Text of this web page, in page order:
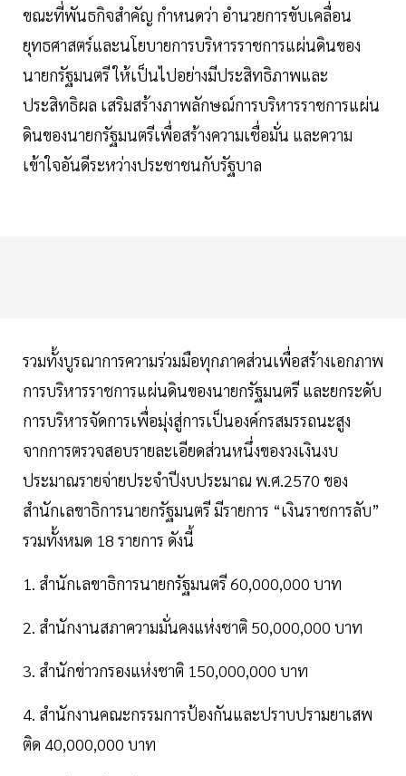
ขณะที่พันธกิจสำคัญ กำหนดว่า อำนวยการขับเคลื่อน
ยุทธศาสตร์และนโยบายการบริหารราชการแผ่นดินของ
นายกรัฐมนตรี ให้เป็นไปอย่างมีประสิทธิภาพและ
ประสิทธิผล เสริมสร้างภาพลักษณ์การบริหารราชการแผ่น
ดินของนายกรัฐมนตรีเพื่อสร้างความเชื่อมั่น และความ
เข้าใจอันดีระหว่างประชาชนกับรัฐบาล
รวมทั้งบูรณาการความร่วมมือทุกภาคส่วนเพื่อสร้างเอกภาพ
การบริหารราชการแผ่นดินของนายกรัฐมนตรี และยกระดับ
การบริหารจัดการเพื่อมุ่งสู่การเป็นองค์กรสมรรถนะสูง
จากการตรวจสอบรายละเอียดส่วนหนึ่งของวงเงินงบ
ประมาณรายจ่ายประจำปีงบประมาณ พ.ศ.2570 ของ
สำนักเลขาธิการนายกรัฐมนตรี มีรายการ “เงินราชการลับ”
รวมทั้งหมด 18 รายการ ดังนี้
1. สำนักเลขาธิการนายกรัฐมนตรี 60,000,000 บาท
2. สำนักงานสภาความมั่นคงแห่งชาติ 50,000,000 บาท
3. สำนักข่าวกรองแห่งชาติ 150,000,000 บาท
4. สำนักงานคณะกรรมการป้องกันและปราบปรามยาเสพ
ติด 40,000,000 บาท